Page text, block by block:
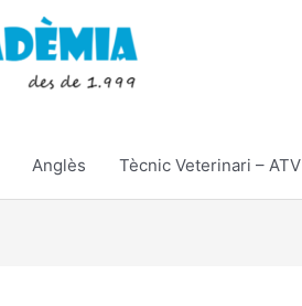
Anglès Tècnic Veterinari – ATV